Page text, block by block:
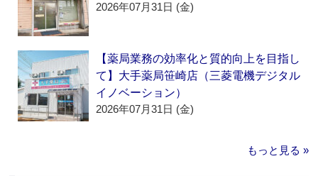
2026年07月31日 (金)
【薬局業務の効率化と質的向上を目指し
て】大手薬局笹崎店（三菱電機デジタル
イノベーション）
2026年07月31日 (金)
もっと見る »